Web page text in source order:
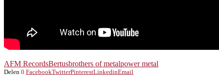
AFM RecordsBertusbrothers of metalpower metal
Delen 0 FacebookTwitterPinterestLinkedinEmail